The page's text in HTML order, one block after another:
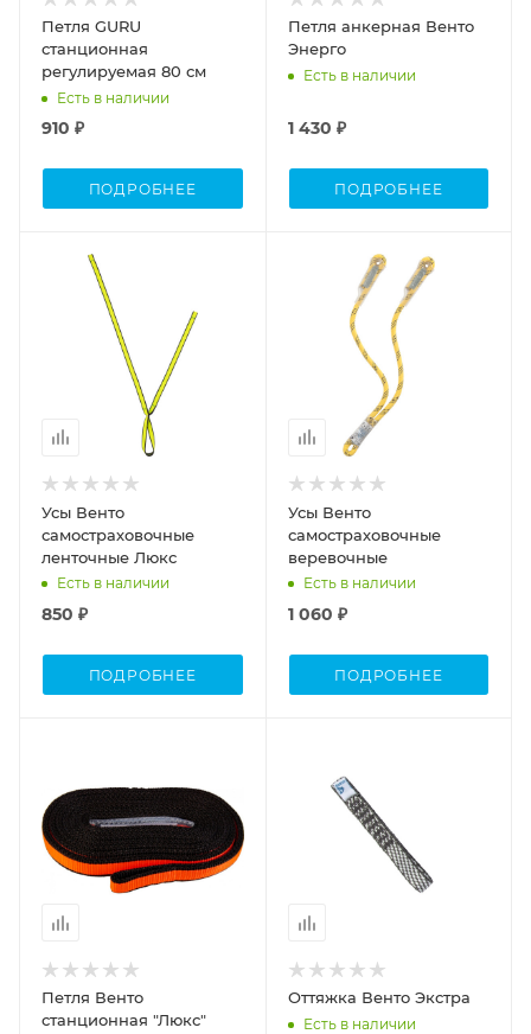
Петля GURU
станционная
регулируемая 80 см
Есть в наличии
910 ₽
ПОДРОБНЕЕ
Петля анкерная Венто
Энерго
Есть в наличии
1 430 ₽
ПОДРОБНЕЕ
Усы Венто
самостраховочные
ленточные Люкс
Есть в наличии
850 ₽
ПОДРОБНЕЕ
Усы Венто
самостраховочные
веревочные
Есть в наличии
1 060 ₽
ПОДРОБНЕЕ
Петля Венто
станционная "Люкс"
Оттяжка Венто Экстра
Есть в наличии